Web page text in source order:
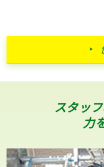
スタッ
力